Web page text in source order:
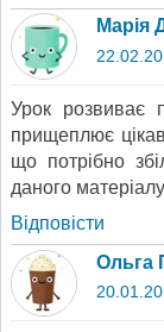
Марія
Урок розвиває
прищеплює
що потрібно
даного
Відповіcти
Ольга